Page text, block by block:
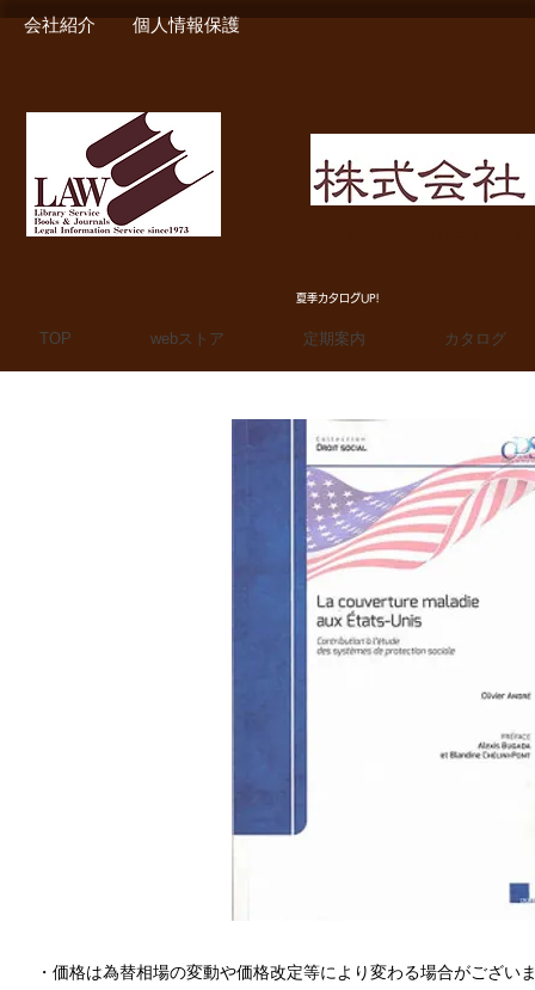
会社紹介 個人情報保護
夏季カタログUP!
TOP webストア 定期案内 カタログ
・価格は為替相場の変動や価格改定等により変わる場合がござい